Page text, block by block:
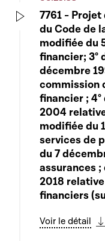
7761 -
du Code de
modifiée du
financier; 3°
décembre
commission
financier ;
2004
modifiée du
services de
du 7
assurances ;
2018
financiers
Voir le détail